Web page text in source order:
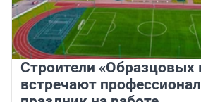
Строители «Образцовых
встречают